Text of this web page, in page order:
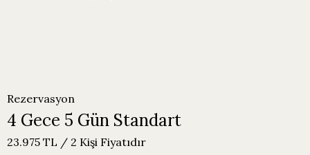
Rezervasyon
4 Gece 5 Gün Standart
23.975 TL / 2 Kişi Fiyatıdır